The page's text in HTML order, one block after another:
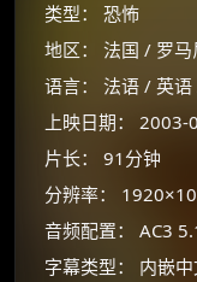
类型： 恐怖
地区： 法国 / 罗马
语言： 法语 / 英
上映日期： 2003-
片长： 91分钟
分辨率：
音频配置： AC3
字幕类型： 内嵌
🧧 福利领取